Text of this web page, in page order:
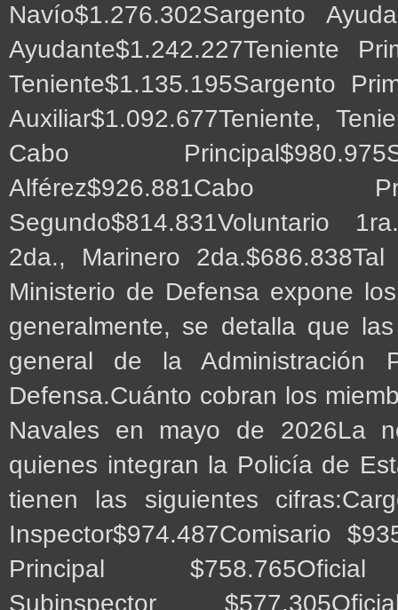
Navío$1.276.302Sargento
Ayudante$1.242.227Teniente
Teniente$1.135.195Sargento
Auxiliar$1.092.677Teniente,
Cabo
Alférez$926.881Cabo
Segundo$814.831Voluntario
2da., Marinero
Ministerio de Defensa expone
generalmente, se detalla que
general de la Administración
Defensa.Cuánto cobran los
Navales en mayo de 2026La
quienes integran la Policía de
tienen las siguientes
Inspector$974.487Comisario
Principal
Subinspector